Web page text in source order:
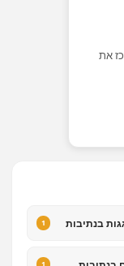
את
בנתיבות 1